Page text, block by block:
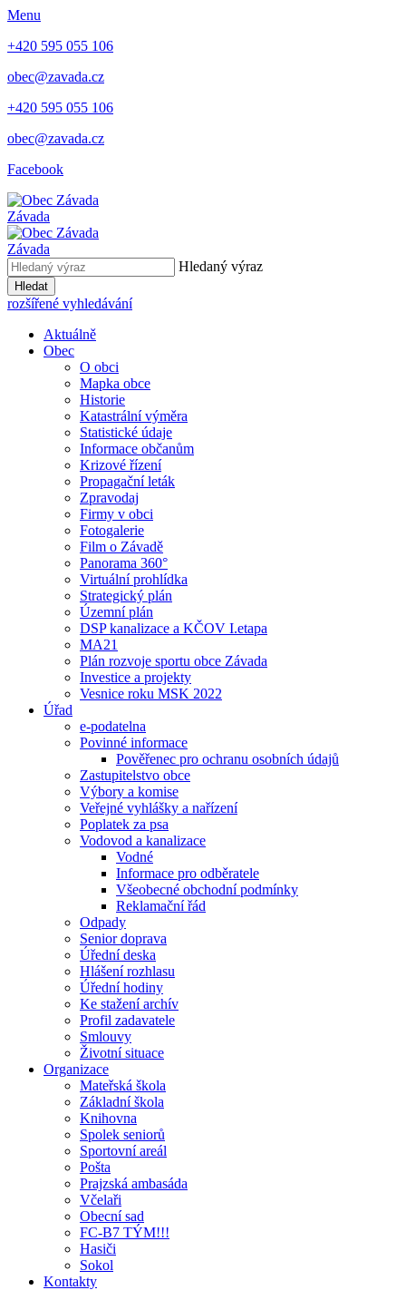
Menu
+420 595 055 106
obec@zavada.cz
+420 595 055 106
obec@zavada.cz
Facebook
Závada
Závada
Hledaný výraz
Hledat
rozšířené vyhledávání
Aktuálně
Obec
O obci
Mapka obce
Historie
Katastrální výměra
Statistické údaje
Informace občanům
Krizové řízení
Propagační leták
Zpravodaj
Firmy v obci
Fotogalerie
Film o Závadě
Panorama 360°
Virtuální prohlídka
Strategický plán
Územní plán
DSP kanalizace a KČOV I.etapa
MA21
Plán rozvoje sportu obce Závada
Investice a projekty
Vesnice roku MSK 2022
Úřad
e-podatelna
Povinné informace
Pověřenec pro ochranu osobních údajů
Zastupitelstvo obce
Výbory a komise
Veřejné vyhlášky a nařízení
Poplatek za psa
Vodovod a kanalizace
Vodné
Informace pro odběratele
Všeobecné obchodní podmínky
Reklamační řád
Odpady
Senior doprava
Úřední deska
Hlášení rozhlasu
Úřední hodiny
Ke stažení archív
Profil zadavatele
Smlouvy
Životní situace
Organizace
Mateřská škola
Základní škola
Knihovna
Spolek seniorů
Sportovní areál
Pošta
Prajzská ambasáda
Včelaři
Obecní sad
FC-B7 TÝM!!!
Hasiči
Sokol
Kontakty